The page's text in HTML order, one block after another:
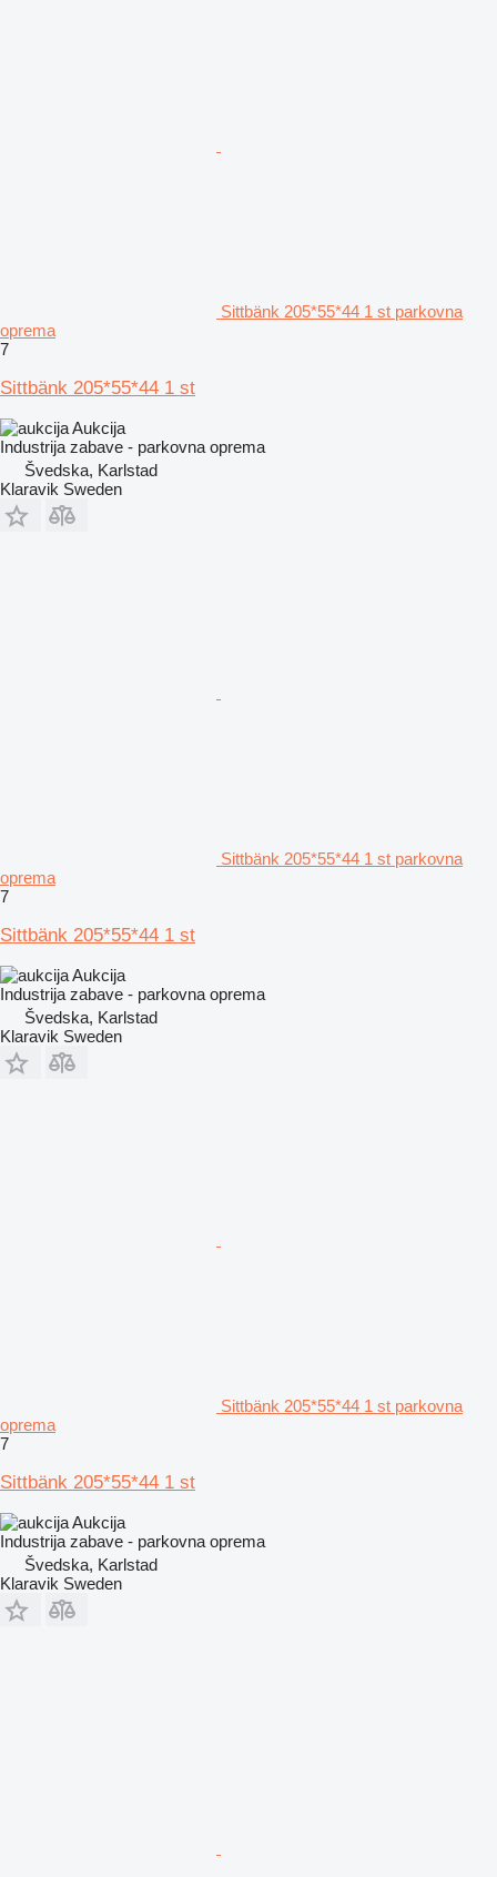
Sittbänk 205*55*44 1 st parkovna
oprema
7
Sittbänk 205*55*44 1 st
Aukcija
Industrija zabave - parkovna oprema
Švedska, Karlstad
Klaravik Sweden
Sittbänk 205*55*44 1 st parkovna
oprema
7
Sittbänk 205*55*44 1 st
Aukcija
Industrija zabave - parkovna oprema
Švedska, Karlstad
Klaravik Sweden
Sittbänk 205*55*44 1 st parkovna
oprema
7
Sittbänk 205*55*44 1 st
Aukcija
Industrija zabave - parkovna oprema
Švedska, Karlstad
Klaravik Sweden